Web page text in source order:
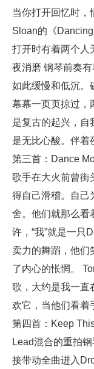
当你打开回忆时，
Sloan的《
打开时有着两个人
夜消磨 钢琴前奏
如此缓慢和低沉。
幕幕一页页掠过，
是复古的起兴，自
是无比心酸。伴着
第三首：Dance
歌手在大火前曾街
得自己滑稽。自己
舍。他们就那么看
许，“我”就是一只
卖力的舞蹈，他们
了内心的怅惘。
歌，大约是我一直
欢它，当他们看着
第四首：Keep
Lead混合的重拍
接带动全曲进入